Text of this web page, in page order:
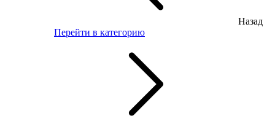
Назад
Перейти в категорию